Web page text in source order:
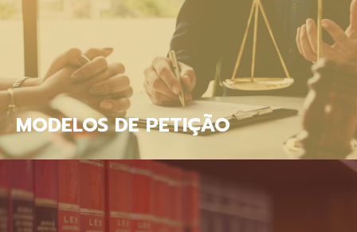
MODELOS DE PETIÇÃO